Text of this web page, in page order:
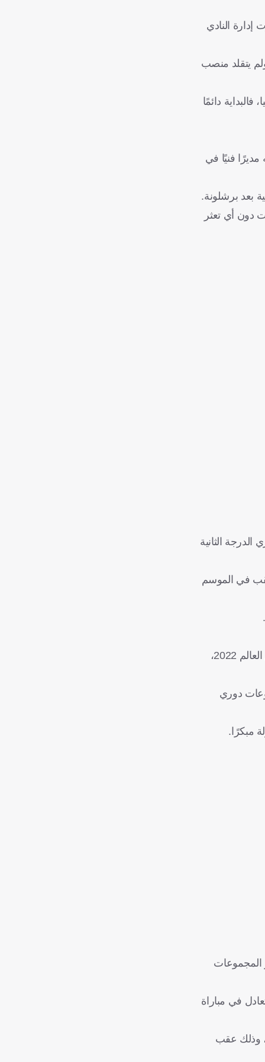
4 محاولات غير مجدية، اضطرت إدارة النادي
ولم يتقلد منصب
فالبداية دائمًا
مديرًا فنيًا في
بعد برشلونة.
دون أي تعثر
الثانية
في الموسم
مع "المانشافت" بدت الأمور وردية لفليك في البداية أيضًا، فلا انطلاقة أفضل من الفوز في أول 8 مباريات، منها 7 في تصفيات كأس العالم 2022،
مباريات متتالية، منها 3 مباريات في مجموعات دوري
دور المجموعات
لكنه لم يحقق سوى فوز وحيد في 6 مباريات ودية، وتعادل في مباراة
وذلك عقب